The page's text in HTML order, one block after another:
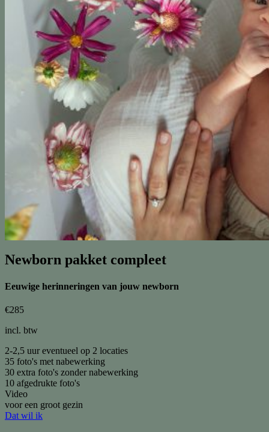
Newborn pakket compleet
Eeuwige herinneringen van jouw newborn
€285
incl. btw
2-2,5 uur eventueel op 2 locaties
35 foto's met nabewerking
30 extra foto's zonder nabewerking
10 afgedrukte foto's
Video
voor een groot gezin
Dat wil ik